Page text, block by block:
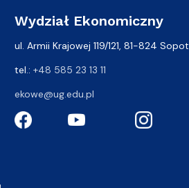
Wydział Ekonomiczny
ul. Armii Krajowej 119/121, 81-824 Sopot
tel.: +48 585 23 13 11
ekowe@ug.edu.pl